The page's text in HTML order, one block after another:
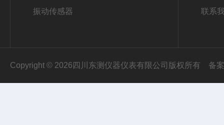
振动传感器 联系
Copyright © 2026四川东测仪器仪表有限公司版权所有 备